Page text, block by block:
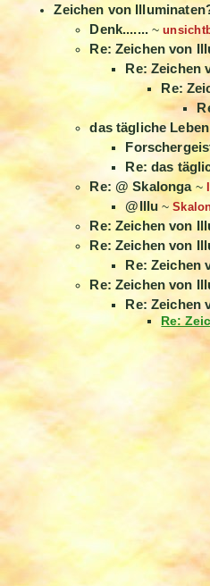
Zeichen von
Denk....... ~
Re: Zeichen von
Re: Zeichen
Re:
das tägliche Leben
Re: das
Re: @ Skalonga~
@Illu ~
Re: Zeichen von
Re: Zeichen von
Re: Zeichen
Re: Zeichen von
Re: Zeichen
Re: